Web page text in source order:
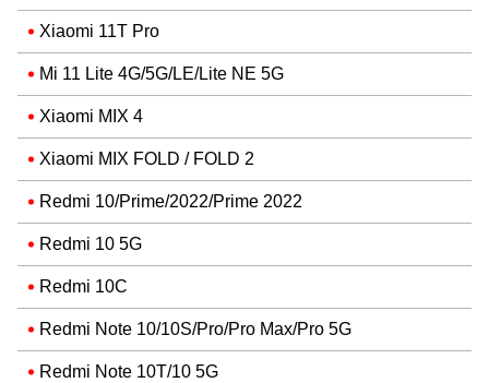
Xiaomi 11T Pro
Mi 11 Lite 4G/5G/LE/Lite NE 5G
Xiaomi MIX 4
Xiaomi MIX FOLD / FOLD 2
Redmi 10/Prime/2022/Prime 2022
Redmi 10 5G
Redmi 10C
Redmi Note 10/10S/Pro/Pro Max/Pro 5G
Redmi Note 10T/10 5G